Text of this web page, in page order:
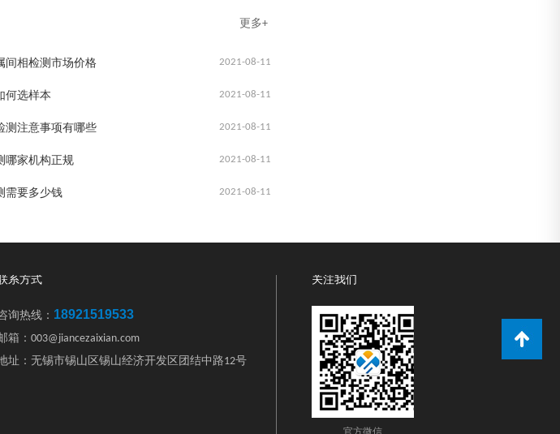
更多+
2021-08-11
间相检测市场价格
2021-08-11
何选样本
2021-08-11
测注意事项有哪些
2021-08-11
哪家机构正规
2021-08-11
需要多少钱
系方式
询热线： 18921519533
箱：003@jiancezaixian.com
址：无锡市锡山区锡山经济开发区团结中路12号
关注我们